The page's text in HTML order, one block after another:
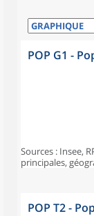
POP G1 -
Sources : Insee,
principales,
POP T2 -